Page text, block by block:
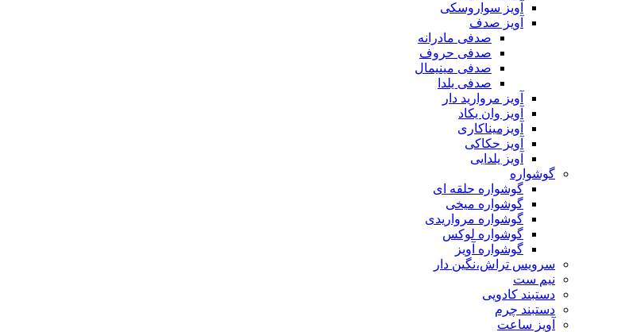
آویز سواروسکی
آویز صدف
صدفی مادرانه
صدفی حروف
صدفی مینیمال
صدفی یلدا
آویز مروارید دار
آویز وان یکاد
آویزمیناکاری
آویز حکاکی
آویز یلدایی
گوشواره
گوشواره حلقه ای
گوشواره میخی
گوشواره مرواریدی
گوشواره لوکس
گوشواره آویز
سرویس تراش،نگین دار
نیم ست
دستبند کادویی
دستبند چرم
آویز ساعت